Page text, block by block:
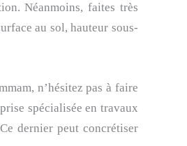
Néanmoins, faites très
au sol, hauteur sous-
n’hésitez pas à faire
spécialisée en travaux
dernier peut concrétiser